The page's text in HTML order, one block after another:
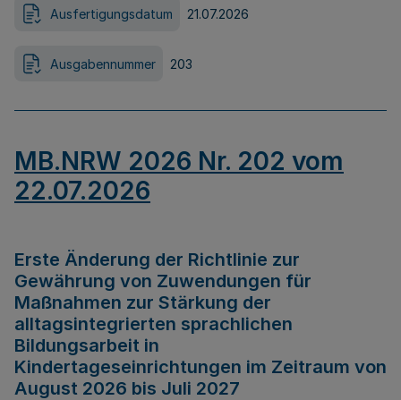
Ausfertigungsdatum 21.07.2026
Ausgabennummer 203
MB.NRW 2026 Nr. 202 vom
22.07.2026
Erste Änderung der Richtlinie zur
Gewährung von Zuwendungen für
Maßnahmen zur Stärkung der
alltagsintegrierten sprachlichen
Bildungsarbeit in
Kindertageseinrichtungen im Zeitraum von
August 2026 bis Juli 2027